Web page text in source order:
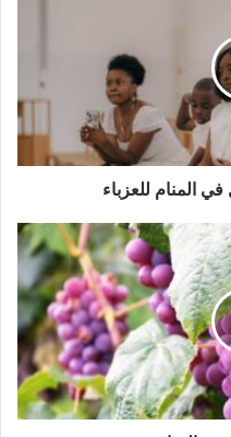
المنام للعزباء